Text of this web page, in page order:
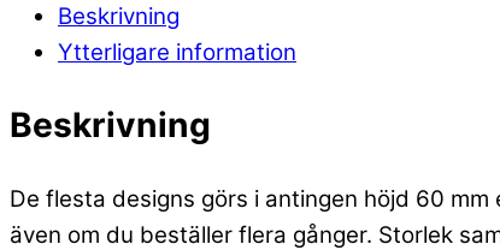
Beskrivning
Ytterligare information
Beskrivning
De flesta designs görs i antingen höjd 60
även om du beställer flera gånger. Storlek